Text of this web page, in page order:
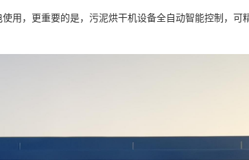
用，更重要的是，污泥烘干机设备全自动智能控制，可